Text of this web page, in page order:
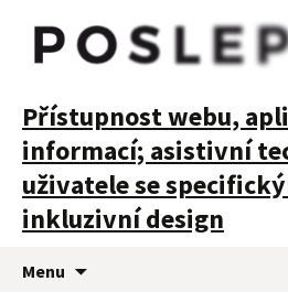
POSLEPU
Přístupnost webu,
informací; asistivní
uživatele se
inkluzivní design
Menu